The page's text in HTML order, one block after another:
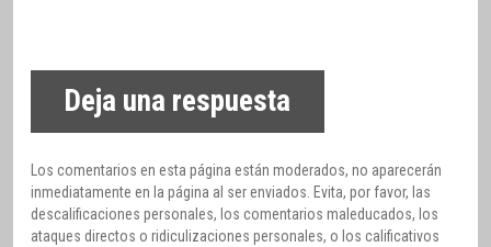
Deja una respuesta
Los comentarios en esta página están moderados, no aparecerán
inmediatamente en la página al ser enviados. Evita, por favor, las
descalificaciones personales, los comentarios maleducados, los
ataques directos o ridiculizaciones personales, o los calificativos